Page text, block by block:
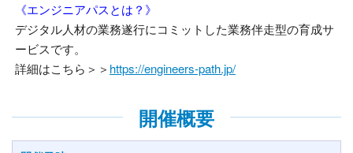
《エンジニアパスとは？》
デジタル人材の業務遂行にコミットした業務伴走型の育成サ
ービスです。
詳細はこちら＞＞ https://engineers-path.jp/
開催概要